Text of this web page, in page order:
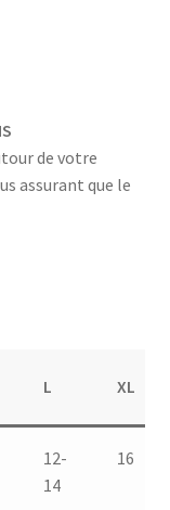
de votre
assurant que le
L XL
12-
14
16